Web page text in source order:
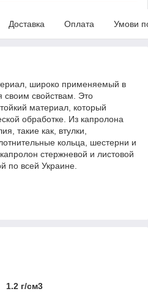
Доставка Оплата Умови
широко применяемый в
своим свойствам. Это
материал, который
обработке. Из капролона
такие как, втулки,
кольца, шестерни и
стержневой и листовой
по всей Украине.
1.2 г/см3